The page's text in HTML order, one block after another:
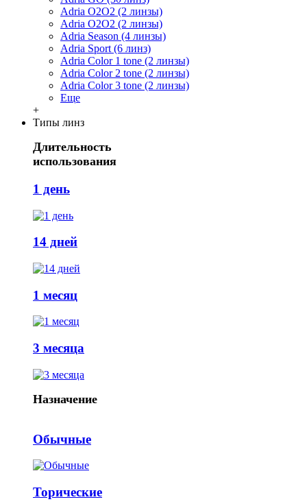
Adria O2O2 (2 линзы)
Adria O2O2 (2 линзы)
Adria Season (4 линзы)
Adria Sport (6 линз)
Adria Сolor 1 tone (2 линзы)
Adria Сolor 2 tone (2 линзы)
Adria Сolor 3 tone (2 линзы)
Еще
+
Типы линз
Длительность
использования
1 день
14 дней
1 месяц
3 месяца
Назначение
Обычные
Торические